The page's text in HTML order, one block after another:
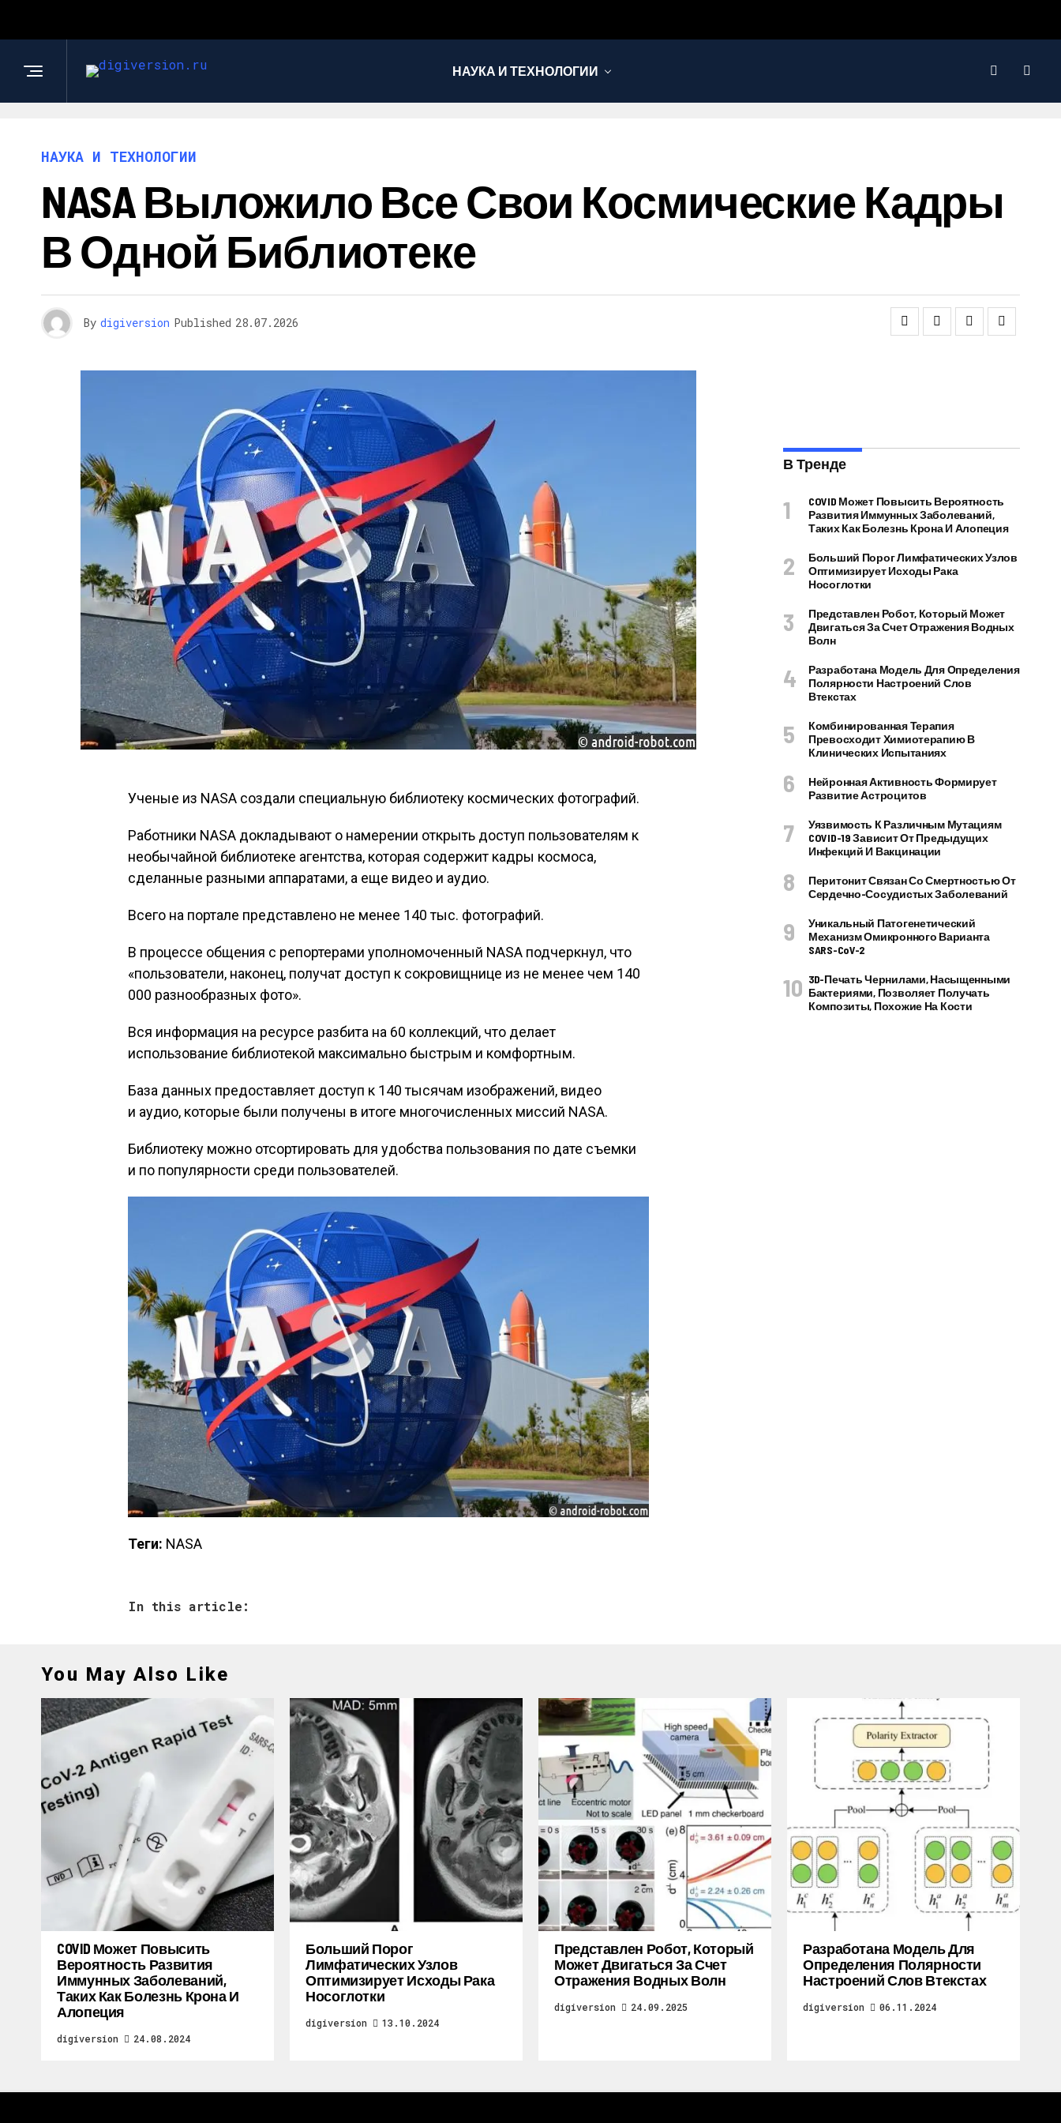
НАУКА И ТЕХНОЛОГИИ
НАУКА И ТЕХНОЛОГИИ
NASA Выложило Все Свои Космические Кадры
В Одной Библиотеке
By digiversion Published 28.07.2026
Ученые из NASA создали специальную библиотеку космических фотографий.
Работники NASA докладывают о намерении открыть доступ пользователям к
необычайной библиотеке агентства, которая содержит кадры космоса,
сделанные разными аппаратами, а еще видео и аудио.
Всего на портале представлено не менее 140 тыс. фотографий.
В процессе общения с репортерами уполномоченный NASA подчеркнул, что
«пользователи, наконец, получат доступ к сокровищнице из не менее чем 140
000 разнообразных фото».
Вся информация на ресурсе разбита на 60 коллекций, что делает
использование библиотекой максимально быстрым и комфортным.
База данных предоставляет доступ к 140 тысячам изображений, видео
и аудио, которые были получены в итоге многочисленных миссий NASA.
Библиотеку можно отсортировать для удобства пользования по дате съемки
и по популярности среди пользователей.
Теги: NASA
In this article:
В Тренде
COVID Может Повысить Вероятность
Развития Иммунных Заболеваний,
Таких Как Болезнь Крона И Алопеция
Больший Порог Лимфатических Узлов
Оптимизирует Исходы Рака
Носоглотки
Представлен Робот, Который Может
Двигаться За Счет Отражения Водных
Волн
Разработана Модель Для Определения
Полярности Настроений Слов
Втекстах
Комбинированная Терапия
Превосходит Химиотерапию В
Клинических Испытаниях
Нейронная Активность Формирует
Развитие Астроцитов
Уязвимость К Различным Мутациям
COVID-19 Зависит От Предыдущих
Инфекций И Вакцинации
Перитонит Связан Со Смертностью От
Сердечно-Сосудистых Заболеваний
Уникальный Патогенетический
Механизм Омикронного Варианта
SARS-CoV-2
3D-Печать Чернилами, Насыщенными
Бактериями, Позволяет Получать
Композиты, Похожие На Кости
You May Also Like
COVID Может Повысить
Вероятность Развития
Иммунных Заболеваний,
Таких Как Болезнь Крона И
Алопеция
digiversion 24.08.2024
Больший Порог
Лимфатических Узлов
Оптимизирует Исходы Рака
Носоглотки
digiversion 13.10.2024
Представлен Робот, Который
Может Двигаться За Счет
Отражения Водных Волн
digiversion 24.09.2025
Разработана Модель Для
Определения Полярности
Настроений Слов Втекстах
digiversion 06.11.2024